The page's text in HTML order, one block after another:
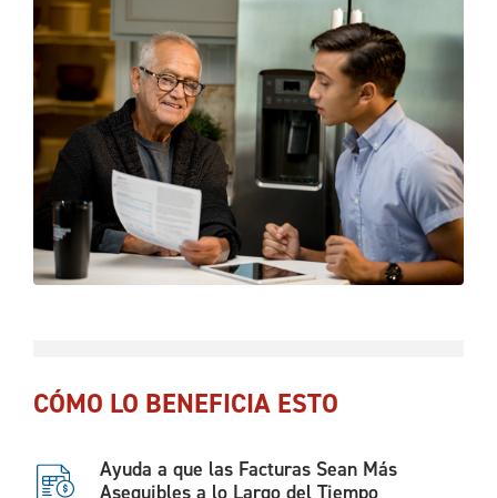
CÓMO LO BENEFICIA ESTO
Ayuda a que las Facturas Sean Más